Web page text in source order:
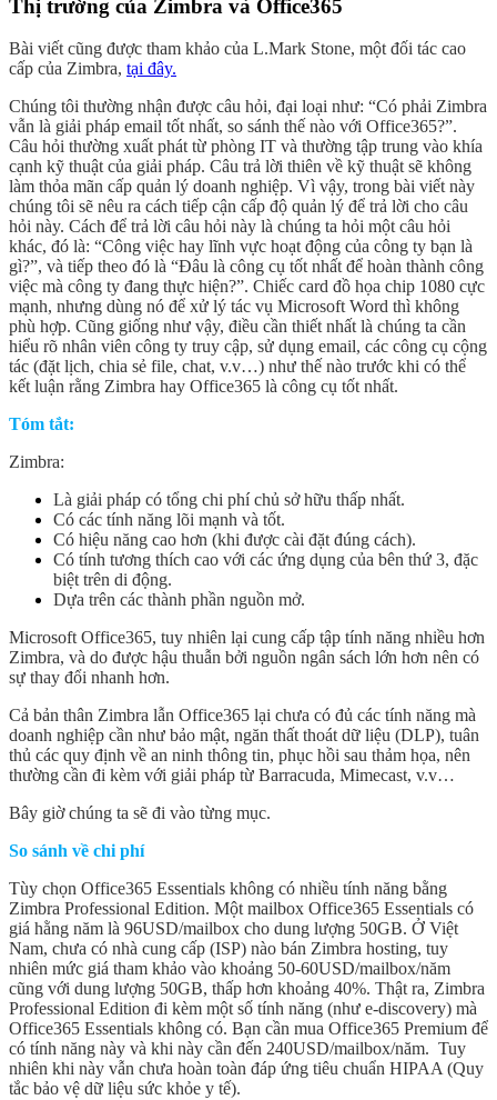
Thị trường của Zimbra và Office365
Bài viết cũng được tham khảo của L.Mark Stone, một đối tác cao
cấp của Zimbra, tại đây.
Chúng tôi thường nhận được câu hỏi, đại loại như: “Có phải Zimbra
vẫn là giải pháp email tốt nhất, so sánh thế nào với Office365?”.
Câu hỏi thường xuất phát từ phòng IT và thường tập trung vào khía
cạnh kỹ thuật của giải pháp. Câu trả lời thiên về kỹ thuật sẽ không
làm thỏa mãn cấp quản lý doanh nghiệp. Vì vậy, trong bài viết này
chúng tôi sẽ nêu ra cách tiếp cận cấp độ quản lý để trả lời cho câu
hỏi này. Cách để trả lời câu hỏi này là chúng ta hỏi một câu hỏi
khác, đó là: “Công việc hay lĩnh vực hoạt động của công ty bạn là
gì?”, và tiếp theo đó là “Đâu là công cụ tốt nhất để hoàn thành công
việc mà công ty đang thực hiện?”. Chiếc card đồ họa chip 1080 cực
mạnh, nhưng dùng nó để xử lý tác vụ Microsoft Word thì không
phù hợp. Cũng giống như vậy, điều cần thiết nhất là chúng ta cần
hiểu rõ nhân viên công ty truy cập, sử dụng email, các công cụ cộng
tác (đặt lịch, chia sẻ file, chat, v.v…) như thế nào trước khi có thể
kết luận rằng Zimbra hay Office365 là công cụ tốt nhất.
Tóm tắt:
Zimbra:
Là giải pháp có tổng chi phí chủ sở hữu thấp nhất.
Có các tính năng lõi mạnh và tốt.
Có hiệu năng cao hơn (khi được cài đặt đúng cách).
Có tính tương thích cao với các ứng dụng của bên thứ 3, đặc
biệt trên di động.
Dựa trên các thành phần nguồn mở.
Microsoft Office365, tuy nhiên lại cung cấp tập tính năng nhiều hơn
Zimbra, và do được hậu thuẫn bởi nguồn ngân sách lớn hơn nên có
sự thay đổi nhanh hơn.
Cả bản thân Zimbra lẫn Office365 lại chưa có đủ các tính năng mà
doanh nghiệp cần như bảo mật, ngăn thất thoát dữ liệu (DLP), tuân
thủ các quy định về an ninh thông tin, phục hồi sau thảm họa, nên
thường cần đi kèm với giải pháp từ Barracuda, Mimecast, v.v…
Bây giờ chúng ta sẽ đi vào từng mục.
So sánh về chi phí
Tùy chọn Office365 Essentials không có nhiều tính năng bằng
Zimbra Professional Edition. Một mailbox Office365 Essentials có
giá hằng năm là 96USD/mailbox cho dung lượng 50GB. Ở Việt
Nam, chưa có nhà cung cấp (ISP) nào bán Zimbra hosting, tuy
nhiên mức giá tham khảo vào khoảng 50-60USD/mailbox/năm
cũng với dung lượng 50GB, thấp hơn khoảng 40%. Thật ra, Zimbra
Professional Edition đi kèm một số tính năng (như e-discovery) mà
Office365 Essentials không có. Bạn cần mua Office365 Premium để
có tính năng này và khi này cần đến 240USD/mailbox/năm. Tuy
nhiên khi này vẫn chưa hoàn toàn đáp ứng tiêu chuẩn HIPAA (Quy
tắc bảo vệ dữ liệu sức khỏe y tế).